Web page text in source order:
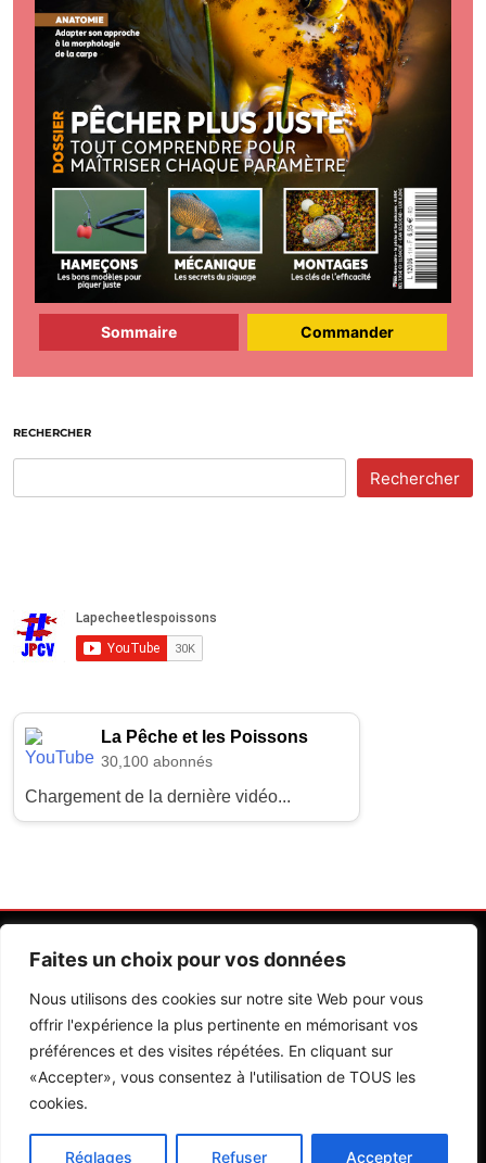
Faites un choix pour vos données
Nous utilisons des cookies sur notre site Web pour vous
offrir l'expérience la plus pertinente en mémorisant vos
préférences et des visites répétées. En cliquant sur
«Accepter», vous consentez à l'utilisation de TOUS les
cookies.
Réglages Refuser Accepter
Sommaire Commander
RECHERCHER
Rechercher
La Pêche et les Poissons
30,100 abonnés
Chargement de la dernière vidéo...
Contactez Nos Rédactions Mentions Légales